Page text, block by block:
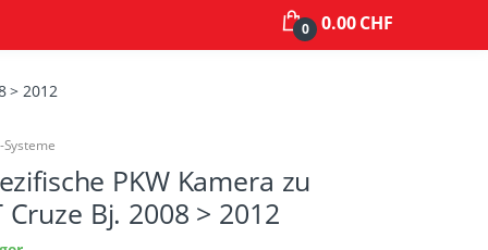
0 0.00 CHF
> 2012
PKW Kamera zu
Cruze Bj. 2008 > 2012